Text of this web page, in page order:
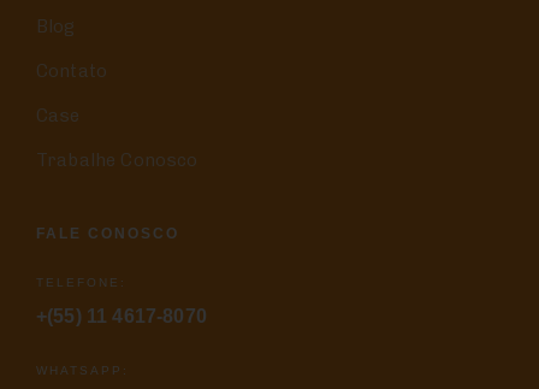
Blog
Contato
Case
Trabalhe Conosco
FALE CONOSCO
TELEFONE:
+(55) 11 4617-8070
WHATSAPP: